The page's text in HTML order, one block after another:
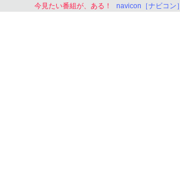
今見たい番組が、ある！ navicon［ナビコン］